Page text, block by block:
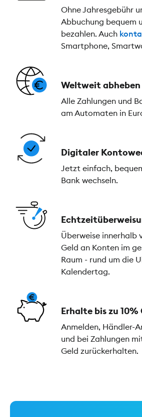
Ohne Jahresgebühr
Abbuchung bequem
bezahlen. Auch
Smartphone,
Weltweit abheben
Alle Zahlungen und
am Automaten in
Digitaler
Jetzt einfach,
Bank wechseln.
Überweise innerhalb
Geld an Konten im
Raum - rund um die
Kalendertag.
Erhalte bis zu
Anmelden, Händler-
und bei Zahlungen
Geld zurückerhalten.